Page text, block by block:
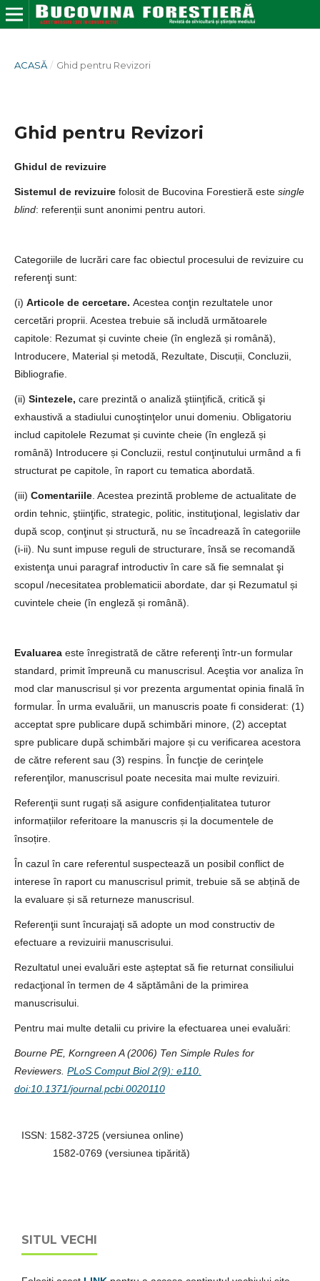
ACASĂ / Ghid pentru Revizori
Ghid pentru Revizori
Ghidul de revizuire
Sistemul de revizuire folosit de Bucovina Forestieră este single
blind: referenții sunt anonimi pentru autori.
Categoriile de lucrări care fac obiectul procesului de revizuire cu
referenţi sunt:
(i) Articole de cercetare. Acestea conţin rezultatele unor
cercetări proprii. Acestea trebuie să includă următoarele
capitole: Rezumat și cuvinte cheie (în engleză și română),
Introducere, Material și metodă, Rezultate, Discuții, Concluzii,
Bibliografie.
(ii) Sintezele, care prezintă o analiză ştiinţifică, critică şi
exhaustivă a stadiului cunoştinţelor unui domeniu. Obligatoriu
includ capitolele Rezumat și cuvinte cheie (în engleză și
română) Introducere și Concluzii, restul conţinutului urmând a fi
structurat pe capitole, în raport cu tematica abordată.
(iii) Comentariile . Acestea prezintă probleme de actualitate de
ordin tehnic, ştiinţific, strategic, politic, instituţional, legislativ dar
după scop, conţinut și structură, nu se încadrează în categoriile
(i-ii). Nu sunt impuse reguli de structurare, însă se recomandă
existenţa unui paragraf introductiv în care să fie semnalat şi
scopul /necesitatea problematicii abordate, dar și Rezumatul și
cuvintele cheie (în engleză și română).
Evaluarea este înregistrată de către referenţi într-un formular
standard, primit împreună cu manuscrisul. Aceştia vor analiza în
mod clar manuscrisul și vor prezenta argumentat opinia finală în
formular. În urma evaluării, un manuscris poate fi considerat: (1)
acceptat spre publicare după schimbări minore, (2) acceptat
spre publicare după schimbări majore și cu verificarea acestora
de către referent sau (3) respins. În funcţie de cerinţele
referenţilor, manuscrisul poate necesita mai multe revizuiri.
Referenţii sunt rugați să asigure confidențialitatea tuturor
informațiilor referitoare la manuscris și la documentele de
însoțire.
În cazul în care referentul suspectează un posibil conflict de
interese în raport cu manuscrisul primit, trebuie să se abțină de
la evaluare și să returneze manuscrisul.
Referenţii sunt încurajaţi să adopte un mod constructiv de
efectuare a revizuirii manuscrisului.
Rezultatul unei evaluări este așteptat să fie returnat consiliului
redacţional în termen de 4 săptămâni de la primirea
manuscrisului.
Pentru mai multe detalii cu privire la efectuarea unei evaluări:
Bourne PE, Korngreen A (2006) Ten Simple Rules for
Reviewers. PLoS Comput Biol 2(9): e110.
doi:10.1371/journal.pcbi.0020110
ISSN: 1582-3725 (versiunea online)
1582-0769 (versiunea tipărită)
SITUL VECHI